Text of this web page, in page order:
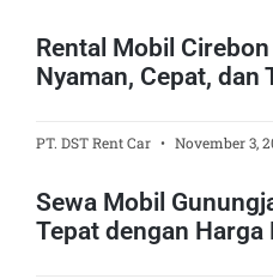
Rental Mobil
Nyaman, Cepat, dan
PT. DST Rent Car November 3,
Sewa Mobil
Tepat dengan Harga